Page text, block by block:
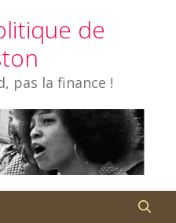
de
pas la finance !